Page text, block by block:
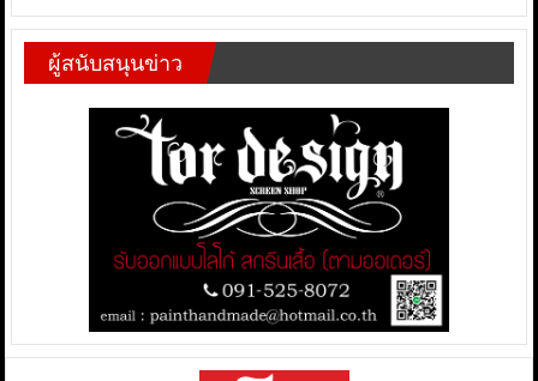
ผู้สนับสนุนข่าว